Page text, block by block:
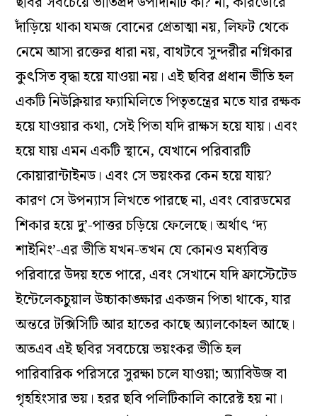
দাঁড়িয়ে থাকা যমজ বোনের প্রেতাত্মা নয়, লিফট থেকে
নেমে আসা রক্তের ধারা নয়, বাথটবে সুন্দরীর নগ্নিকার
কুৎসিত বৃদ্ধা হয়ে যাওয়া নয়। এই ছবির প্রধান ভীতি হল
একটি নিউক্লিয়ার ফ্যামিলিতে পিতৃতন্ত্রের মতে যার রক্ষক
হয়ে যাওয়ার কথা, সেই পিতা যদি রাক্ষস হয়ে যায়। এবং
হয়ে যায় এমন একটি স্থানে, যেখানে পরিবারটি
কোয়ারান্টাইনড। এবং সে ভয়ংকর কেন হয়ে যায়?
কারণ সে উপন্যাস লিখতে পারছে না, এবং বোরডমের
শিকার হয়ে দু’-পাত্তর চড়িয়ে ফেলেছে। অর্থাৎ ‘দ্য
শাইনিং’-এর ভীতি যখন-তখন যে কোনও মধ্যবিত্ত
পরিবারে উদয় হতে পারে, এবং সেখানে যদি ফ্রাস্টেটেড
ইন্টেলেকচুয়াল উচ্চাকাঙ্ক্ষার একজন পিতা থাকে, যার
অন্তরে টক্সিসিটি আর হাতের কাছে অ্যালকোহল আছে।
অতএব এই ছবির সবচেয়ে ভয়ংকর ভীতি হল
পারিবারিক পরিসরে সুরক্ষা চলে যাওয়া; অ্যাবিউজ বা
গৃহহিংসার ভয়। হরর ছবি পলিটিকালি কারেক্ট হয় না।